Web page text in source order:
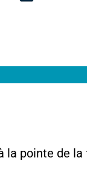
la pointe de